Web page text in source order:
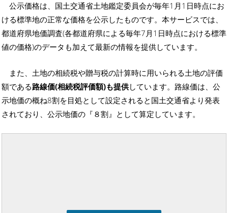
公示価格は、国土交通省土地鑑定委員会が毎年1月1日時点にお
ける標準地の正常な価格を公示したものです。本サービスでは、
都道府県地価調査(各都道府県による毎年7月1日時点における標準
値の価格)のデータも加えて最新の情報を提供しています。
また、土地の相続税や贈与税の計算時に用いられる土地の評価
額である路線価(相続税評価額)も提供しています。路線価は、公
示地価の概ね8割を目処として設定されると国土交通省より発表
されており、公示地価の『８割』として算定しています。